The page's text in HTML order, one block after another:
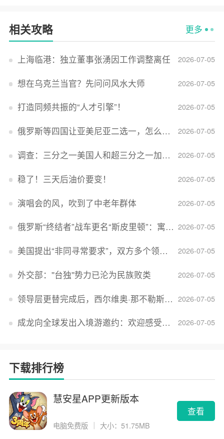
相关攻略 更多
2026-07-05
上海临港：独立董事张湧因工作调整离任
2026-07-05
想在乌克兰当官？先问问风水大师
2026-07-05
打造同频共振的“人才引擎”！
2026-07-05
俄罗斯等四国让亚美尼亚二选一，怎么回事？
2026-07-05
调查：三分之一美国人和超三分之一加拿大人感到经济压力
2026-07-05
稳了！三天后油价要变！
2026-07-05
演唱会的风，吹到了中老年群体
2026-07-05
俄罗斯“终结者”战车更名“斯皮里顿”：寓意强大可靠，彰显俄精神力量
2026-07-05
美国提出“非同寻常要求”，双方多个领域分歧依旧，印美贸易谈判进入“关键阶段”
2026-07-05
外交部：''台独''势力已沦为民族败类
2026-07-05
领导层更替完成后，西尔维奥·那不勒斯出任Lucid首席执行官
2026-07-05
成龙向全球发出入境游邀约：欢迎感受无滤镜的真实中国
下载排行榜
慧安星APP更新版本
电脑免费版 ｜ 大小：51.75MB
查看